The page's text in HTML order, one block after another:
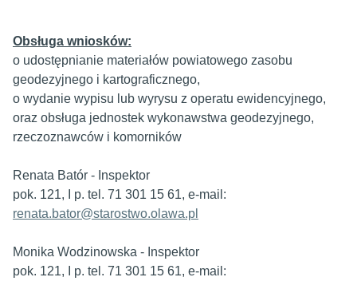
Obsługa wniosków:
o udostępnianie materiałów powiatowego zasobu
geodezyjnego i kartograficznego,
o wydanie wypisu lub wyrysu z operatu ewidencyjnego,
oraz obsługa jednostek wykonawstwa geodezyjnego,
rzeczoznawców i komorników
Renata Batór - Inspektor
pok. 121, I p. tel. 71 301 15 61, e-mail:
renata.bator@starostwo.olawa.pl
Monika Wodzinowska - Inspektor
pok. 121, I p. tel. 71 301 15 61, e-mail: